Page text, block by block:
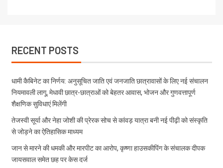
RECENT POSTS
धामी कैबिनेट का निर्णय: अनुसूचित जाति एवं जनजाति छात्रावासों के लिए नई संचालन
नियमावली लागू, मेधावी छात्र-छात्राओं को बेहतर आवास, भोजन और गुणवत्तापूर्ण
शैक्षणिक सुविधाएं मिलेंगी
तेजस्वी सूर्या और नेहा जोशी की प्रेरक सोच से कांवड़ यात्रा बनी नई पीढ़ी को संस्कृति
से जोड़ने का ऐतिहासिक माध्यम
जान से मारने की धमकी और मारपीट का आरोप, कृष्णा हाउसकीपिंग के संचालक दीपक
जायसवाल समेत छह पर केस दर्ज